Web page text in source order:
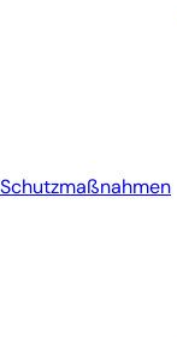
Schutzmaßnahmen